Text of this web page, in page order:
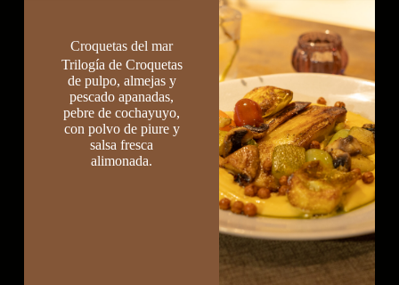
Croquetas del mar
Trilogía de Croquetas
de pulpo, almejas y
pescado apanadas,
pebre de cochayuyo,
con polvo de piure y
salsa fresca
alimonada.